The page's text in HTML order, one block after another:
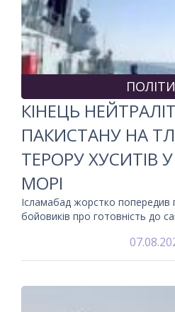
КІНЕЦЬ
ПАКИСТАНУ НА
ТЕРОРУ ХУСИТІВ
МОРІ
Ісламабад жорстко попередив
бойовиків про готовність до